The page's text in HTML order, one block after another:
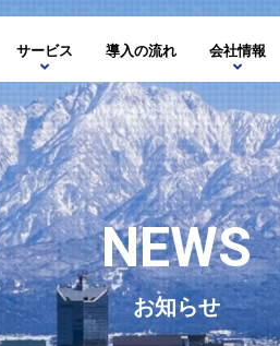
サービス 導入の流れ 会社情報
NEWS
お知らせ